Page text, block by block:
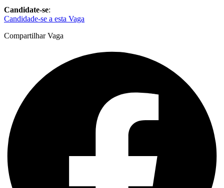
Candidate-se:
Candidade-se a esta Vaga
Compartilhar Vaga